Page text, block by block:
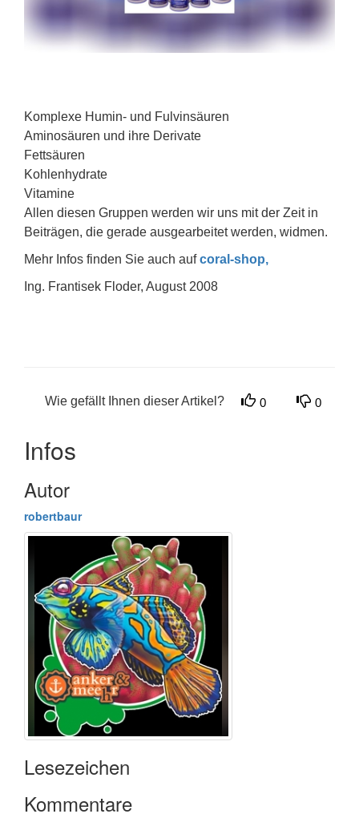
Komplexe Humin- und Fulvinsäuren
Aminosäuren und ihre Derivate
Fettsäuren
Kohlenhydrate
Vitamine
Allen diesen Gruppen werden wir uns mit der Zeit in
Beiträgen, die gerade ausgearbeitet werden, widmen.
Mehr Infos finden Sie auch aufcoral-shop,
Ing. Frantisek Floder, August 2008
Wie gefällt Ihnen dieser Artikel? 0 0
Infos
Autor
robertbaur
Lesezeichen
Kommentare